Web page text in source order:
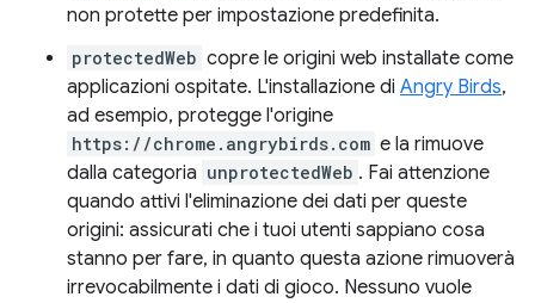
non protette per impostazione predefinita.
protectedWeb copre le origini web installate come
applicazioni ospitate. L'installazione di Angry Birds,
ad esempio, protegge l'origine
https://chrome.angrybirds.com e la rimuove
dalla categoria unprotectedWeb . Fai attenzione
quando attivi l'eliminazione dei dati per queste
origini: assicurati che i tuoi utenti sappiano cosa
stanno per fare, in quanto questa azione rimuoverà
irrevocabilmente i dati di gioco. Nessuno vuole